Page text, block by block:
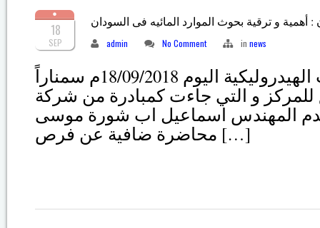
18
SEP
: أهمية و ترقية بحوث الموارد المائيه فى السودان
admin No Comment in news
نظم مركز البحوث الهيدروليكية اليوم 18/09/2018م سمناراً
و التي جاءت كمبادرة من شركة
قدم المهندس اسماعيل اب شورة موسى
محاضرة ضافية عن فرص […]